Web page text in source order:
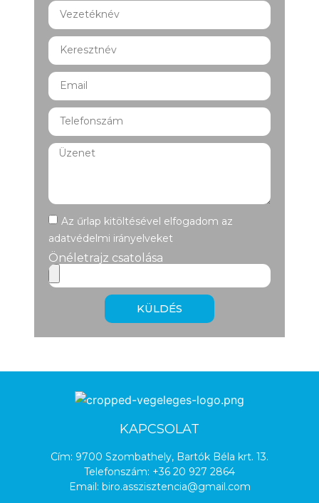
Az űrlap kitöltésével elfogadom az
adatvédelmi irányelveket
Önéletrajz csatolása
KÜLDÉS
KAPCSOLAT
Cím: 9700 Szombathely, Bartók Béla krt. 13.
Telefonszám: +36 20 927 2864
Email: biro.asszisztencia@gmail.com